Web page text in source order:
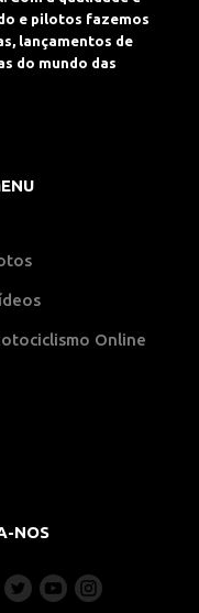
e pilotos fazemos
lançamentos de
do mundo das
Online
NOS